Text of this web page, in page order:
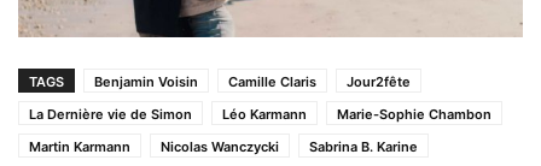
TAGS Benjamin Voisin Camille Claris
Jour2fête
La Dernière vie de Simon
Léo Karmann
Marie-Sophie Chambon
Martin Karmann
Nicolas Wanczycki Sabrina B. Karine